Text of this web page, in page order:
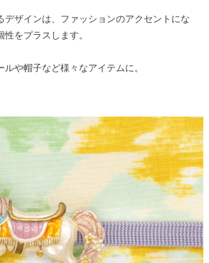
デザインは、ファッションのアクセントにな
をプラスします。
や帽子など様々なアイテムに。